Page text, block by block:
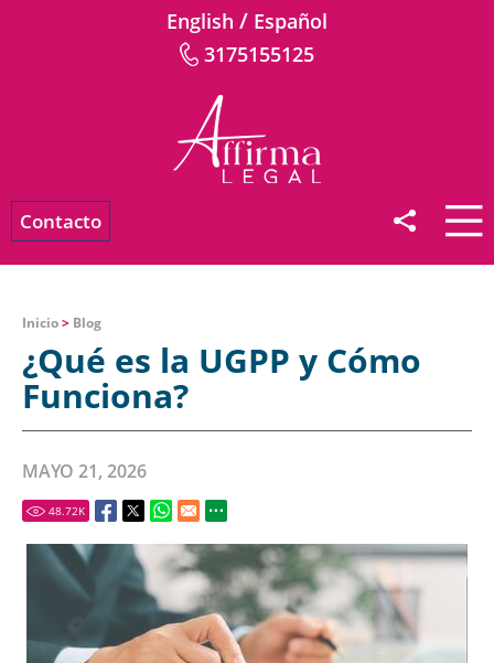
English / Español
3175155125
Contacto
Inicio> Blog
¿Qué es la UGPP y Cómo
Funciona?
MAYO 21, 2026
48.72K